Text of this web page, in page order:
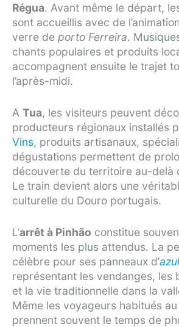
Régua. Avant même le départ,
sont accueillis avec de
verre de porto Ferreira.
chants populaires et produits
accompagnent ensuite le trajet
l’après-midi.
A Tua, les visiteurs peuvent
producteurs régionaux installés
Vins, produits artisanaux,
dégustations permettent de
découverte du territoire au-delà
Le train devient alors une
culturelle du Douro portugais.
L’arrêt à Pinhão constitue
moments les plus attendus. La
célèbre pour ses panneaux d’
représentant les vendanges, les
et la vie traditionnelle dans la
Même les voyageurs habitués
prennent souvent le temps de